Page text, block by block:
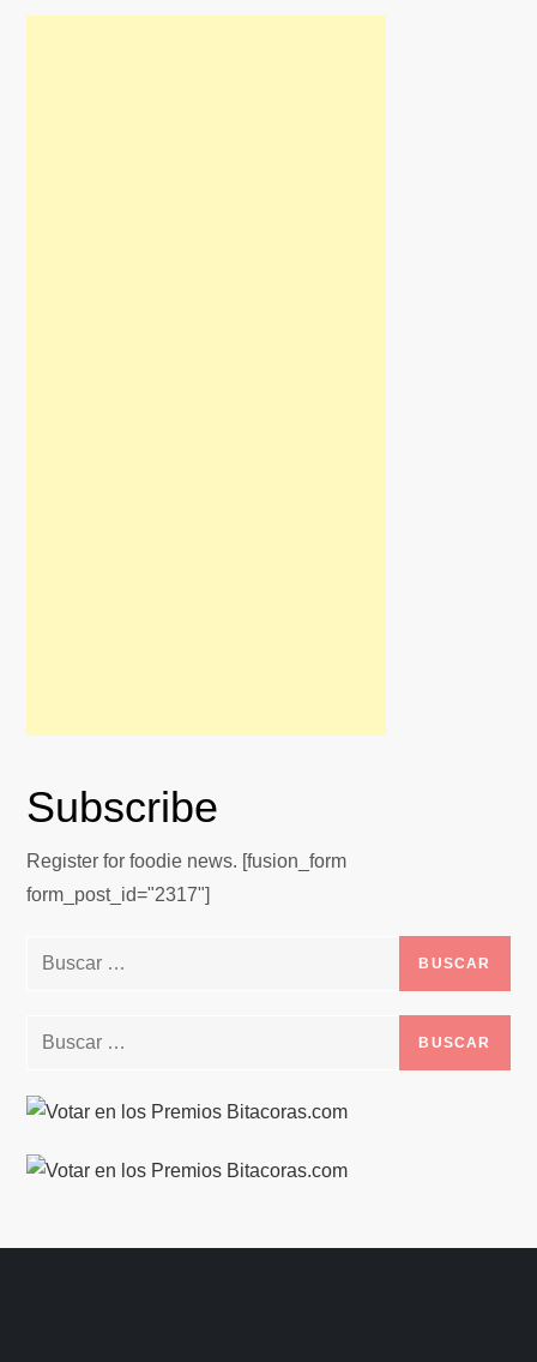
Subscribe
Register for foodie news. [fusion_form
form_post_id="2317"]
Buscar:
Buscar: